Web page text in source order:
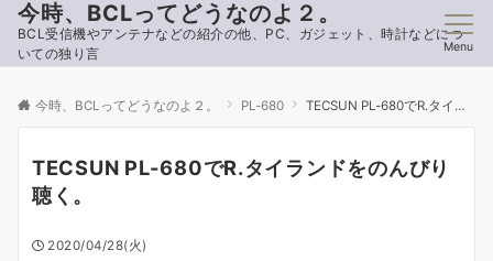
今時、BCLってどうなのよ２。
BCL受信機やアンテナなどの紹介の他、PC、ガジェット、時計などにつ
いての独り言
Menu
今時、BCLってどうなのよ２。 PL-680 TECSUN PL-680でR.タイランドをのんびり聴く。
TECSUN PL-680でR.タイランドをのんびり
聴く。
2020/04/28(火)